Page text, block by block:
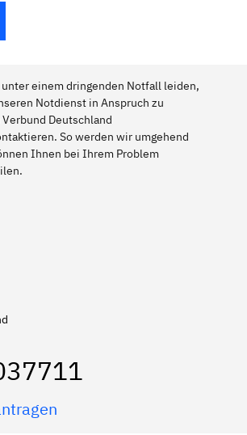
unter einem dringenden Notfall leiden,
Notdienst in Anspruch zu
Deutschland
So werden wir umgehend
Ihnen bei Ihrem Problem